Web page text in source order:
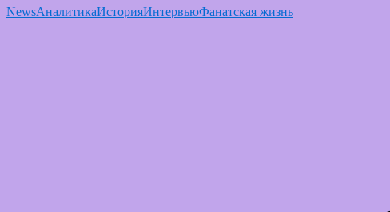
NewsАналитикаИсторияИнтервьюФанатская жизнь